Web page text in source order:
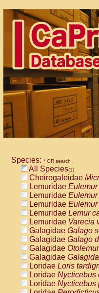
Species: * OR search
All Species(1)
Cheirogaleidae
Lemuridae
Lemuridae
Lemuridae
Lemuridae Lemur
Lemuridae Varecia
Galagidae Galago
Galagidae Galago
Galagidae
Galagidae
Loridae Loris
Loridae Nycticebus
Loridae Nycticebus